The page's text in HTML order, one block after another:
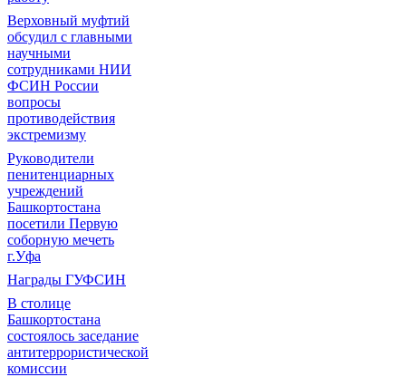
Верховный муфтий
обсудил с главными
научными
сотрудниками НИИ
ФСИН России
вопросы
противодействия
экстремизму
Руководители
пенитенциарных
учреждений
Башкортостана
посетили Первую
соборную мечеть
г.Уфа
Награды ГУФСИН
В столице
Башкортостана
состоялось заседание
антитеррористической
комиссии